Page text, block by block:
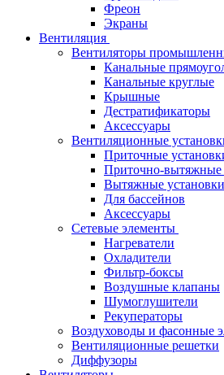
Фреон
Экраны
Вентиляция
Вентиляторы
Канальные
Канальные круглые
Крышные
Дестратификаторы
Аксессуары
Вентиляционные
Приточные
Приточно-вытяжные
Вытяжные установки
Для бассейнов
Аксессуары
Сетевые элементы
Нагреватели
Охладители
Фильтр-боксы
Воздушные клапаны
Шумоглушители
Рекуператоры
Воздуховоды и фасонные
Вентиляционные решетки
Диффузоры